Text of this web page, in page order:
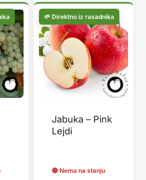
популарности
Jabuka – Pink
Lejdi